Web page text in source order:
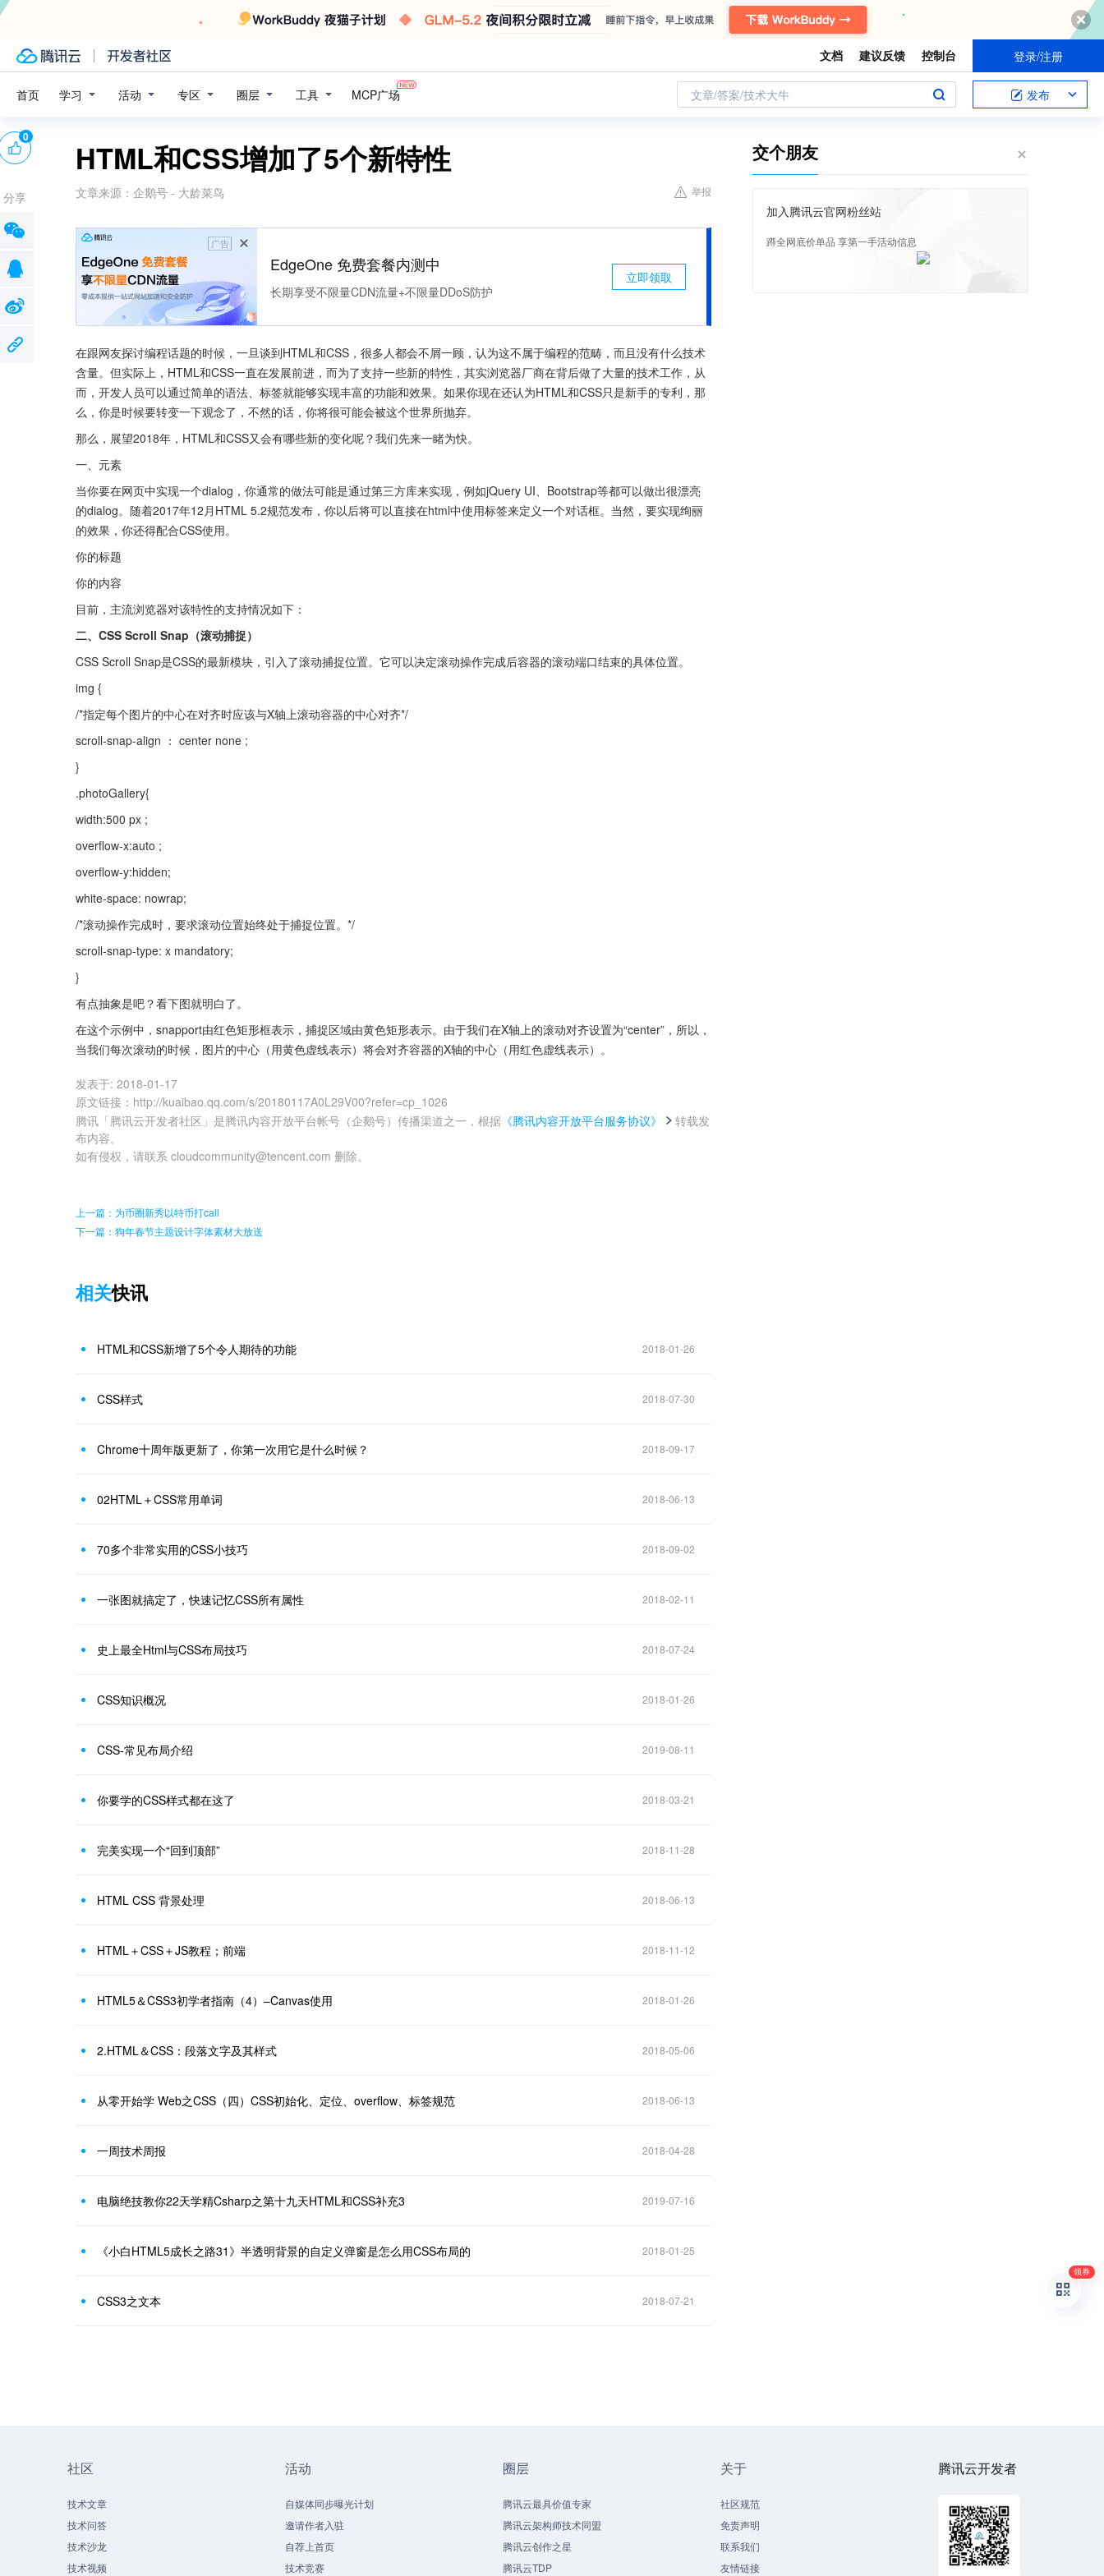
文档 建议反馈 控制台 登录/注册
首页 学习 活动 专区 圈层 工具 MCP广场 文章/答案/技术大牛 发布
HTML和CSS增加了5个新特性
文章来源： 企鹅号 - 大龄菜鸟 举报
广告
EdgeOne 免费套餐内测中
长期享受不限量CDN流量+不限量DDoS防护
立即领取
在跟网友探讨编程话题的时候，一旦谈到HTML和CSS，很多人都会不屑一顾，认为这不属于编程的范畴，而且没有什么技术
含量。但实际上，HTML和CSS一直在发展前进，而为了支持一些新的特性，其实浏览器厂商在背后做了大量的技术工作，从
而，开发人员可以通过简单的语法、标签就能够实现丰富的功能和效果。如果你现在还认为HTML和CSS只是新手的专利，那
么，你是时候要转变一下观念了，不然的话，你将很可能会被这个世界所抛弃。
那么，展望2018年，HTML和CSS又会有哪些新的变化呢？我们先来一睹为快。
一、元素
当你要在网页中实现一个dialog，你通常的做法可能是通过第三方库来实现，例如jQuery UI、Bootstrap等都可以做出很漂亮
的dialog。随着2017年12月HTML 5.2规范发布，你以后将可以直接在html中使用标签来定义一个对话框。当然，要实现绚丽
的效果，你还得配合CSS使用。
你的标题
你的内容
目前，主流浏览器对该特性的支持情况如下：
二、CSS Scroll Snap（滚动捕捉）
CSS Scroll Snap是CSS的最新模块，引入了滚动捕捉位置。它可以决定滚动操作完成后容器的滚动端口结束的具体位置。
img {
/*指定每个图片的中心在对齐时应该与X轴上滚动容器的中心对齐*/
scroll-snap-align ： center none ;
}
.photoGallery{
width:500 px ;
overflow-x:auto ;
overflow-y:hidden;
white-space: nowrap;
/*滚动操作完成时，要求滚动位置始终处于捕捉位置。*/
scroll-snap-type: x mandatory;
}
有点抽象是吧？看下图就明白了。
在这个示例中，snapport由红色矩形框表示，捕捉区域由黄色矩形表示。由于我们在X轴上的滚动对齐设置为“center”，所以，
当我们每次滚动的时候，图片的中心（用黄色虚线表示）将会对齐容器的X轴的中心（用红色虚线表示）。
发表于: 2018-01-17
原文链接 ： http://kuaibao.qq.com/s/20180117A0L29V00?refer=cp_1026
腾讯「腾讯云开发者社区」是腾讯内容开放平台帐号（企鹅号）传播渠道之一，根据 《腾讯内容开放平台服务协议》
转载发
布内容。
如有侵权，请联系 cloudcommunity@tencent.com 删除。
0
分享
上一篇：为币圈新秀以特币打call
下一篇：狗年春节主题设计字体素材大放送
相关快讯
HTML和CSS新增了5个令人期待的功能 2018-01-26
CSS样式 2018-07-30
Chrome十周年版更新了，你第一次用它是什么时候？ 2018-09-17
02HTML＋CSS常用单词 2018-06-13
70多个非常实用的CSS小技巧 2018-09-02
一张图就搞定了，快速记忆CSS所有属性 2018-02-11
史上最全Html与CSS布局技巧 2018-07-24
CSS知识概况 2018-01-26
CSS-常见布局介绍 2019-08-11
你要学的CSS样式都在这了 2018-03-21
完美实现一个“回到顶部” 2018-11-28
HTML CSS 背景处理 2018-06-13
HTML＋CSS＋JS教程；前端 2018-11-12
HTML5＆CSS3初学者指南（4）–Canvas使用 2018-01-26
2.HTML＆CSS：段落文字及其样式 2018-05-06
从零开始学 Web之CSS（四）CSS初始化、定位、overflow、标签规范 2018-06-13
一周技术周报 2018-04-28
电脑绝技教你22天学精Csharp之第十九天HTML和CSS补充3 2019-07-16
《小白HTML5成长之路31》半透明背景的自定义弹窗是怎么用CSS布局的 2018-01-25
CSS3之文本 2018-07-21
交个朋友
加入腾讯云官网粉丝站
蹲全网底价单品 享第一手活动信息
社区
技术文章
技术问答
技术沙龙
技术视频
活动
自媒体同步曝光计划
邀请作者入驻
自荐上首页
技术竞赛
圈层
腾讯云最具价值专家
腾讯云架构师技术同盟
腾讯云创作之星
腾讯云TDP
关于
社区规范
免责声明
联系我们
友情链接
腾讯云开发者
领券